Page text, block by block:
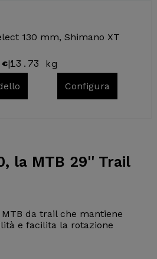
130 mm, Shimano XT
|13.73 kg
Configura
la MTB 29'' Trail
da trail che mantiene
e facilita la rotazione